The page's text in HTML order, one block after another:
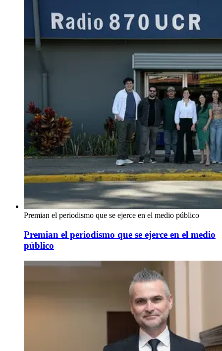
Premian el periodismo que se ejerce en el medio público
Premian el periodismo que se ejerce en el medio
público